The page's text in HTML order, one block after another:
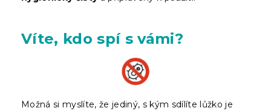
Víte, kdo spí s vámi?
Možná si myslíte, že jediný, s kým sdílíte lůžko je